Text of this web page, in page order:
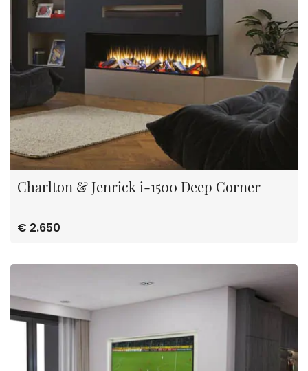
Charlton & Jenrick i-1500 Deep Corner
€ 2.650